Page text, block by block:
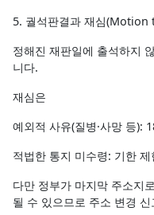
5. 궐석판결과 재심(Motion
정해진 재판일에 출석하지
니다.
재심은
예외적 사유(질병·사망 등):
적법한 통지 미수령: 기한 제
다만 정부가 마지막 주소지
될 수 있으므로 주소 변경